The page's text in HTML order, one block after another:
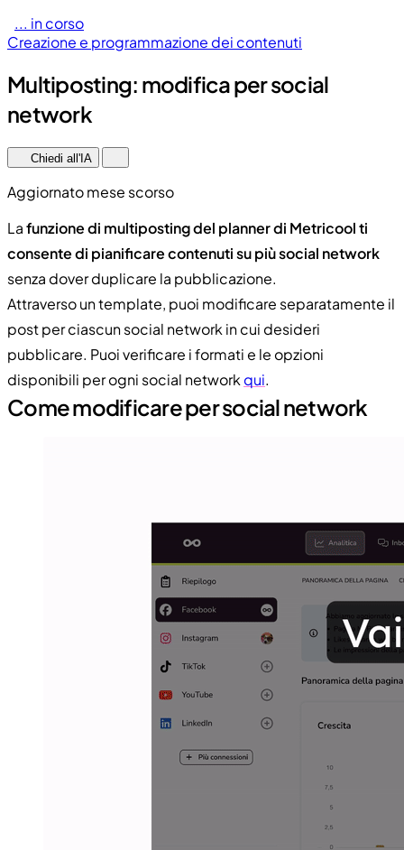
... in corso
Creazione e programmazione dei contenuti
Multiposting: modifica per social
network
Chiedi all'IA
Aggiornato mese scorso
Lafunzione di multiposting del planner di Metricool ti
consente di pianificare contenuti su più social network
senza dover duplicare la pubblicazione.
Attraverso un template, puoi modificare separatamente il
post per ciascun social network in cui desideri
pubblicare. Puoi verificare i formati e le opzioni
disponibili per ogni social network qui.
Come modificare per social network